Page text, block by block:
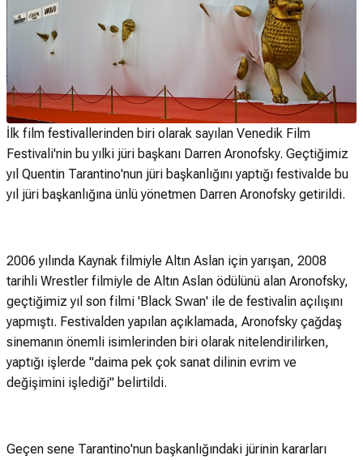
İlk film festivallerinden biri olarak sayılan Venedik Film
Festivali'nin bu yılki jüri başkanı Darren Aronofsky. Geçtiğimiz
yıl Quentin Tarantino'nun jüri başkanlığını yaptığı festivalde bu
yıl jüri başkanlığına ünlü yönetmen Darren Aronofsky getirildi.
2006 yılında Kaynak filmiyle Altın Aslan için yarışan, 2008
tarihli Wrestler filmiyle de Altın Aslan ödülünü alan Aronofsky,
geçtiğimiz yıl son filmi 'Black Swan' ile de festivalin açılışını
yapmıştı. Festivalden yapılan açıklamada, Aronofsky çağdaş
sinemanın önemli isimlerinden biri olarak nitelendirilirken,
yaptığı işlerde "daima pek çok sanat dilinin evrim ve
değişimini işlediği" belirtildi.
Geçen sene Tarantino'nun başkanlığındaki jürinin kararları